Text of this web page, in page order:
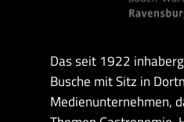
Das seit 1922
Busche mit Sitz in
Medienunternehmen,